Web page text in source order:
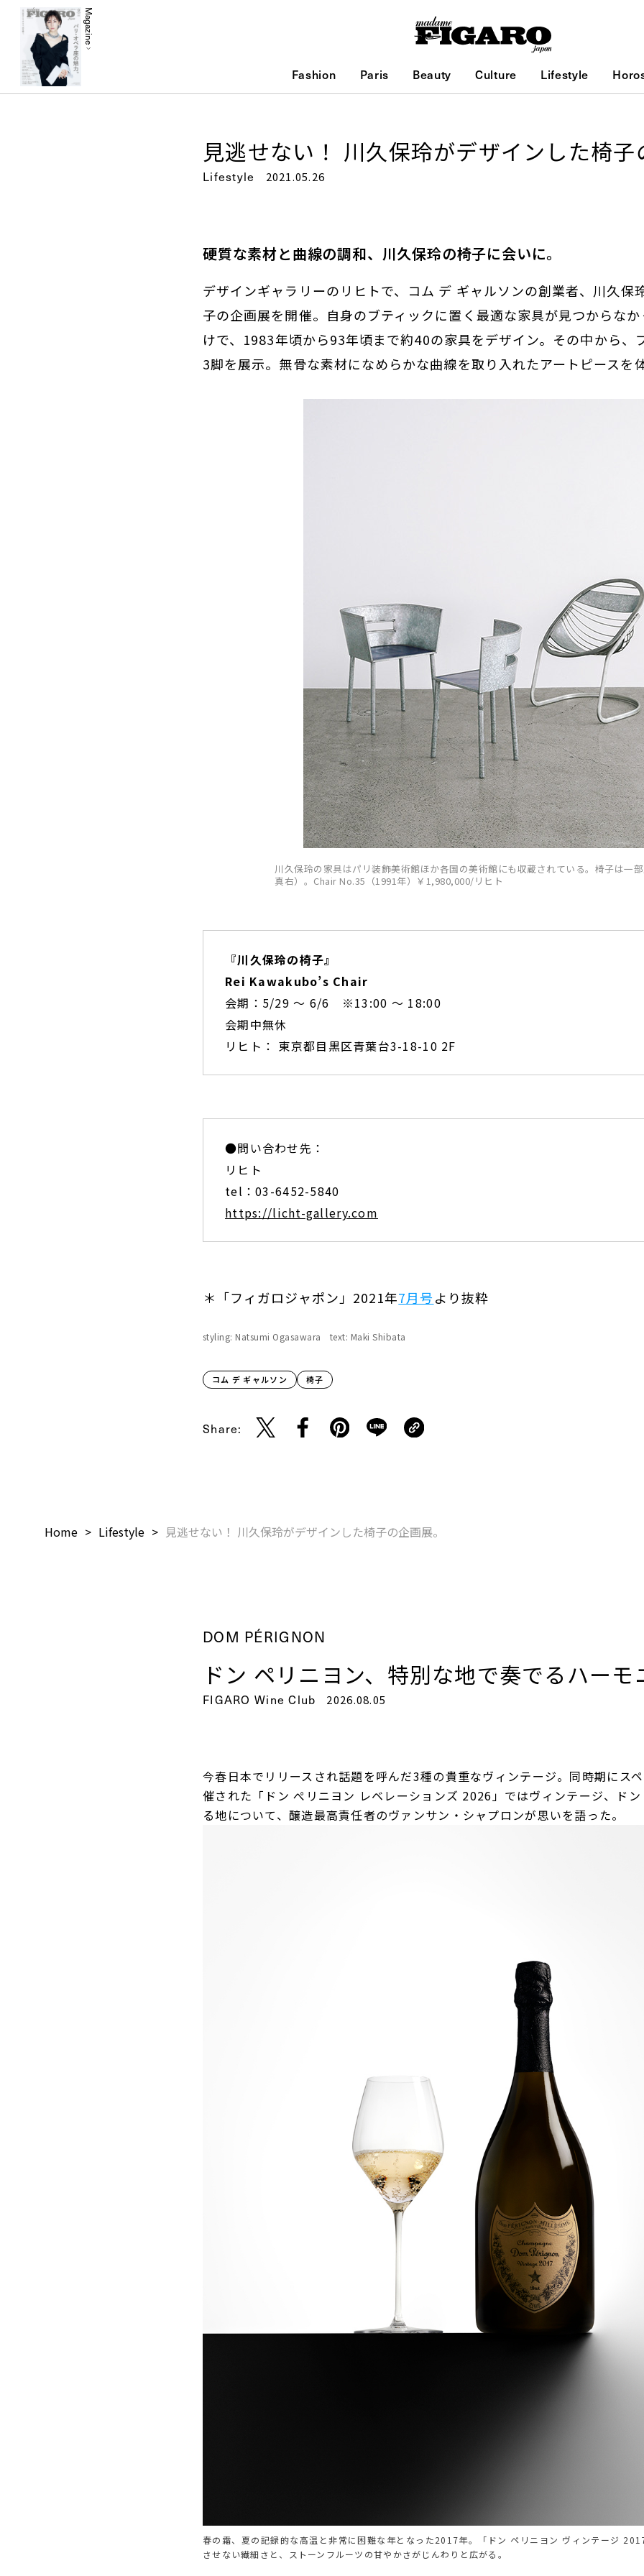
Magazine
Fashion Paris Beauty Culture Lifestyle
見逃せない！ 川久保玲がデザインした椅
Lifestyle 2021.05.26
硬質な素材と曲線の調和、川久保玲の椅子に会いに。
デザインギャラリーのリヒトで、コム デ ギャルソンの創業者、川久保
子の企画展を開催。自身のブティックに置く最適な家具が見つからな
けで、1983年頃から93年頃まで約40の家具をデザイン。その中から、
3脚を展示。無骨な素材になめらかな曲線を取り入れたアートピースを
川久保玲の家具はパリ装飾美術館ほか各国の美術館にも収蔵されている。椅子は一
真右）。Chair No.35（1991年）￥1,980,000/リヒト
『川久保玲の椅子』
Rei Kawakubo’s Chair
会期：5/29 ～ 6/6 ※13:00 ～ 18:00
会期中無休
リヒト： 東京都目黒区青葉台3-18-10 2F
●問い合わせ先：
リヒト
tel：03-6452-5840
https://licht-gallery.com
＊「フィガロジャポン」2021年7月号より抜粋
styling: Natsumi Ogasawara text: Maki Shibata
コム デ ギャルソン 椅子
Share:
Home Lifestyle 見逃せない！ 川久保玲がデザインした椅子の企画展。
DOM PÉRIGNON
ドン ペリニヨン、特別な地で奏でるハーモ
FIGARO Wine Club 2026.08.05
今春日本でリリースされ話題を呼んだ3種の貴重なヴィンテージ。同時期にス
催された「ドン ぺリニヨン レベレーションズ 2026」ではヴィンテージ、ド
る地について、醸造最高責任者のヴァンサン・シャプロンが思いを語った。
春の霜、夏の記録的な高温と非常に困難な年となった2017年。「ドン ペリニヨン ヴィンテージ
させない繊細さと、ストーンフルーツの甘やかさがじんわりと広がる。